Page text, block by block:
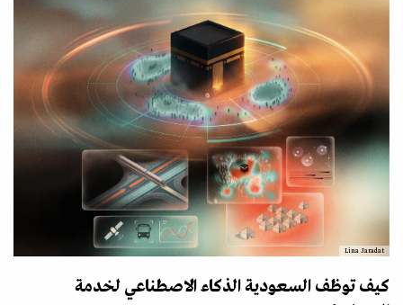
Lina Jaradat
كيف توظف السعودية الذكاء الاصطناعي لخدمة